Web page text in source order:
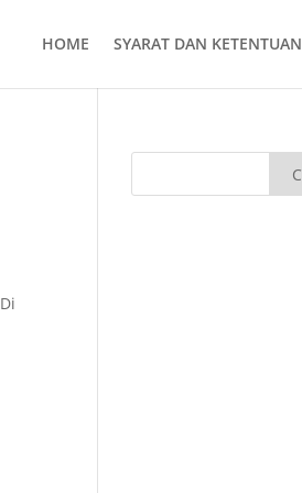
HOME SYARAT DAN KETENTUAN